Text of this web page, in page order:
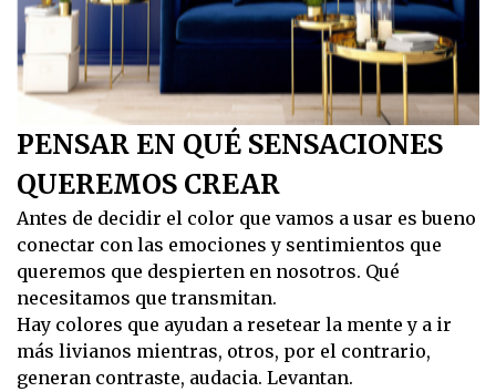
PENSAR EN QUÉ SENSACIONES
QUEREMOS CREAR
Antes de decidir el color que vamos a usar es bueno
conectar con las emociones y sentimientos que
queremos que despierten en nosotros. Qué
necesitamos que transmitan.
Hay colores que ayudan a resetear la mente y a ir
más livianos mientras, otros, por el contrario,
generan contraste, audacia. Levantan.